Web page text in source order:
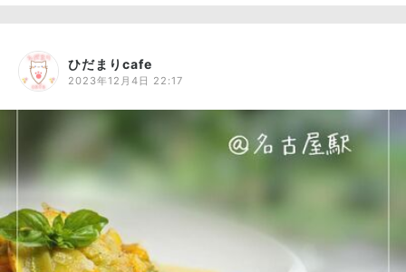
ひだまりcafe
2023年12月4日 22:17